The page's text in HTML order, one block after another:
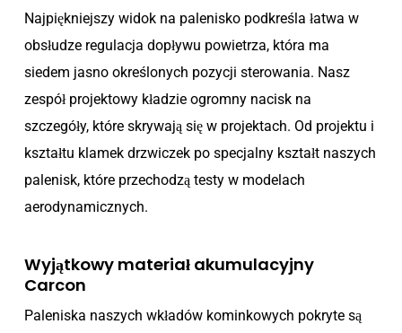
Najpiękniejszy widok na palenisko podkreśla łatwa w
obsłudze regulacja dopływu powietrza, która ma
siedem jasno określonych pozycji sterowania. Nasz
zespół projektowy kładzie ogromny nacisk na
szczegóły, które skrywają się w projektach. Od projektu i
kształtu klamek drzwiczek po specjalny kształt naszych
palenisk, które przechodzą testy w modelach
aerodynamicznych.
Wyjątkowy materiał akumulacyjny
Carcon
Paleniska naszych wkładów kominkowych pokryte są